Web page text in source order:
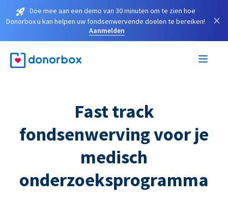
Doe mee aan een demo van 30 minuten om te zien hoe
Donorbox u kan helpen uw fondsenwervende doelen te bereiken!
Aanmelden
×
Fast track
fondsenwerving voor je
medisch
onderzoeksprogramma